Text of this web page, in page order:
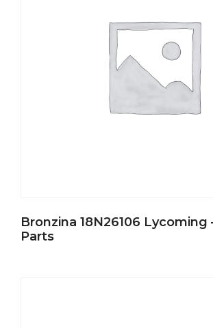
Bronzina 18N26106 Lycoming
Parts